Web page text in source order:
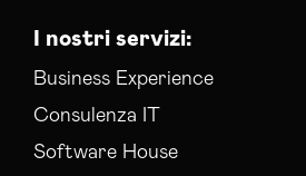
I nostri servizi:
Business Experience
Consulenza IT
Software House